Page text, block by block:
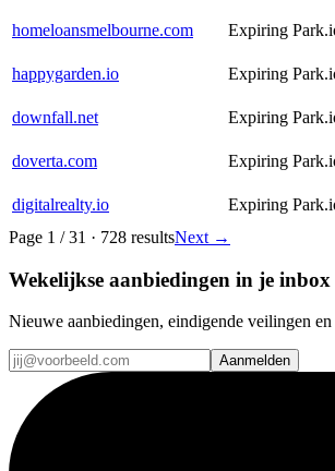
homeloansmelbourne.com
Expiring
happygarden.io
Expiring
downfall.net
Expiring
doverta.com
Expiring
digitalrealty.io
Expiring
Page 1 /31 · 728 resultsNext →
Wekelijkse aanbiedingen in je inbox
Nieuwe aanbiedingen, eindigende veilingen en
Aanmelden